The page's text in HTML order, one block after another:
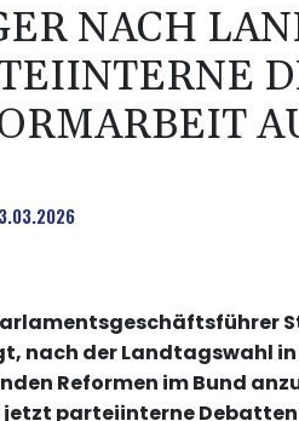
NACH
nach der Landtagswahl
Reformen im Bund
jetzt parteiinterne